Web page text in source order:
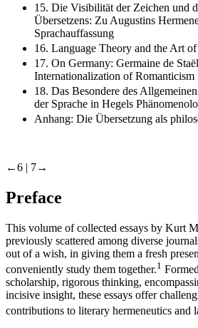
15. Die Visibilität der Zeichen und
Übersetzens: Zu Augustins
Sprachauffassung
16. Language Theory and the Art
17. On Germany: Germaine de
Internationalization of Romanticism
18. Das Besondere des
der Sprache in Hegels
Anhang: Die Übersetzung als
←6 | 7→
Preface
This volume of collected essays by Kurt
previously scattered among diverse
out of a wish, in giving them a fresh
conveniently study them together.1
scholarship, rigorous thinking,
incisive insight, these essays offer
contributions to literary hermeneutics and